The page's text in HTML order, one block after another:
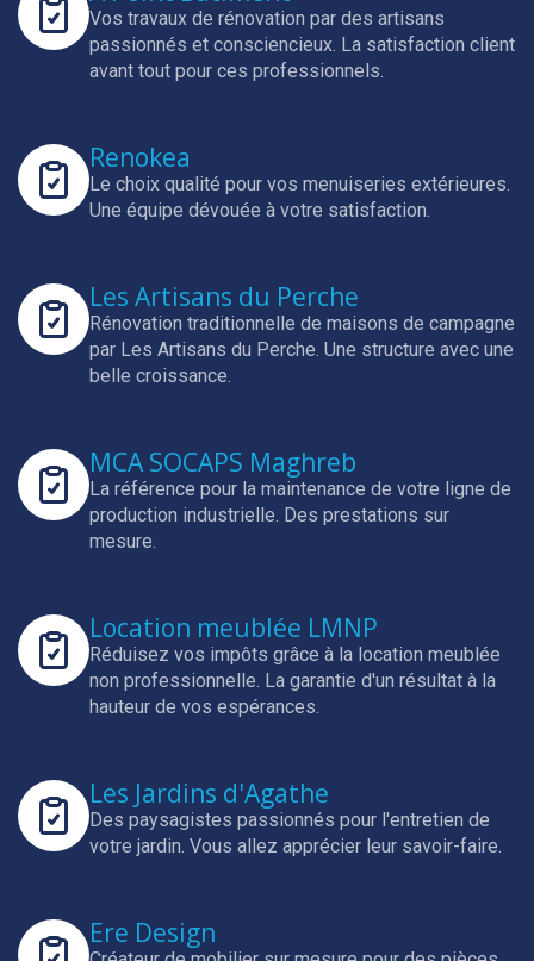
Vos travaux de rénovation par des artisans
passionnés et consciencieux. La satisfaction client
avant tout pour ces professionnels.
Renokea
Le choix qualité pour vos menuiseries extérieures.
Une équipe dévouée à votre satisfaction.
Les Artisans du Perche
Rénovation traditionnelle de maisons de campagne
par Les Artisans du Perche. Une structure avec une
belle croissance.
MCA SOCAPS Maghreb
La référence pour la maintenance de votre ligne de
production industrielle. Des prestations sur
mesure.
Location meublée LMNP
Réduisez vos impôts grâce à la location meublée
non professionnelle. La garantie d'un résultat à la
hauteur de vos espérances.
Les Jardins d'Agathe
Des paysagistes passionnés pour l'entretien de
votre jardin. Vous allez apprécier leur savoir-faire.
Ere Design